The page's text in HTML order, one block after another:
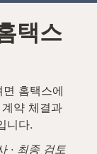
택스
홈택스에
약 체결과
니다.
· 최종 검토